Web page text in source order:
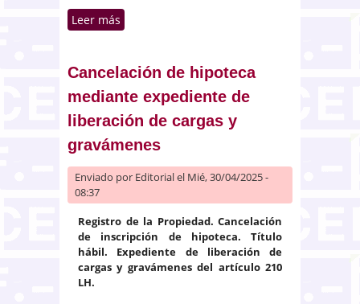
Leer más
Cancelación de hipoteca
mediante expediente de
liberación de cargas y
gravámenes
Enviado por Editorialel Mié, 30/04/2025 -
08:37
Registro de la Propiedad. Cancelación
de inscripción de hipoteca. Título
hábil. Expediente de liberación de
cargas y gravámenes del artículo 210
LH.